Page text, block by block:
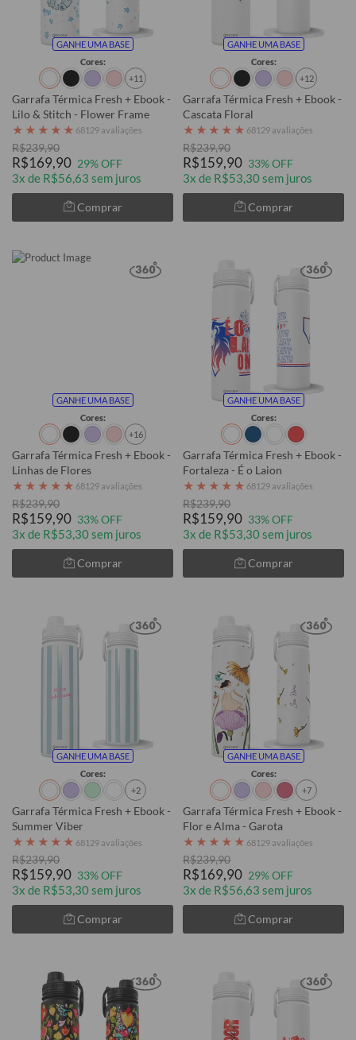
GANHE UMA BASE
Cores:
+11
Garrafa Térmica Fresh + Ebook -
Lilo & Stitch - Flower Frame
★ ★ ★ ★ ★ 68129 avaliações
R$239,90
R$169,90 29% OFF
3x de R$56,63 sem juros
Comprar
GANHE UMA BASE
Cores:
+12
Garrafa Térmica Fresh + Ebook -
Cascata Floral
★ ★ ★ ★ ★ 68129 avaliações
R$239,90
R$159,90 33% OFF
3x de R$53,30 sem juros
Comprar
GANHE UMA BASE
Cores:
+16
Garrafa Térmica Fresh + Ebook -
Linhas de Flores
★ ★ ★ ★ ★ 68129 avaliações
R$239,90
R$159,90 33% OFF
3x de R$53,30 sem juros
Comprar
GANHE UMA BASE
Cores:
Garrafa Térmica Fresh + Ebook -
Fortaleza - É o Laion
★ ★ ★ ★ ★ 68129 avaliações
R$239,90
R$159,90 33% OFF
3x de R$53,30 sem juros
Comprar
GANHE UMA BASE
Cores:
+2
Garrafa Térmica Fresh + Ebook -
Summer Viber
★ ★ ★ ★ ★ 68129 avaliações
R$239,90
R$159,90 33% OFF
3x de R$53,30 sem juros
Comprar
GANHE UMA BASE
Cores:
+7
Garrafa Térmica Fresh + Ebook -
Flor e Alma - Garota
★ ★ ★ ★ ★ 68129 avaliações
R$239,90
R$169,90 29% OFF
3x de R$56,63 sem juros
Comprar